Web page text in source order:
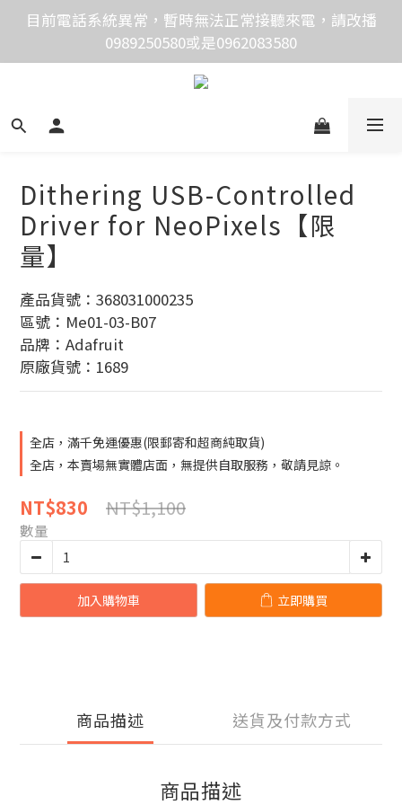
價格均含稅，下單享優惠！歡迎大量採購，由專人提供
專案報價。
目前電話系統異常，暫時無法正常接聽來電，請改播
0989250580或是0962083580
價格均含稅，下單享優惠！歡迎大量採購，由專人提供
Dithering USB-Controlled
Driver for NeoPixels【限
量】
產品貨號：368031000235
區號：Me01-03-B07
品牌：Adafruit
原廠貨號：1689
全店，滿千免運優惠(限郵寄和超商純取貨)
全店，本賣場無實體店面，無提供自取服務，敬請見諒。
NT$830 NT$1,100
數量
加入購物車 立即購買
商品描述 送貨及付款方式
商品描述